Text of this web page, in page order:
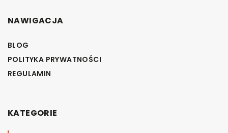
NAWIGACJA
BLOG
POLITYKA PRYWATNOŚCI
REGULAMIN
KATEGORIE